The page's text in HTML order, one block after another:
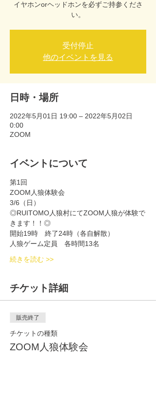
イヤホンorヘッドホンを必ずご持参くださ
い。
受付停止
他のイベントを見る
日時・場所
2022年5月01日 19:00 – 2022年5月02日
0:00
ZOOM
イベントについて
第1回
ZOOM人狼体験会
3/6（日）
◎RUITOMO人狼村にてZOOM人狼が体験で
きます！！◎
開始19時　終了24時（各自解散）
人狼ゲーム定員　各時間13名
続きを読む >>
チケット詳細
販売終了
チケットの種類
ZOOM人狼体験会